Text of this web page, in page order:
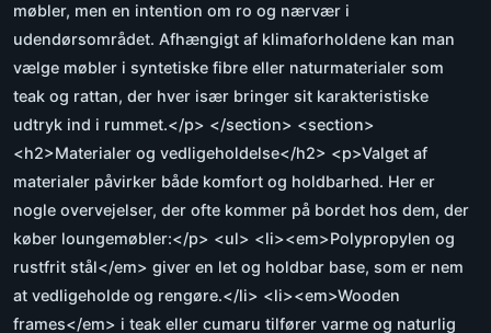
møbler, men en intention om ro og nærvær i
udendørsområdet. Afhængigt af klimaforholdene kan man
vælge møbler i syntetiske fibre eller naturmaterialer som
teak og rattan, der hver især bringer sit karakteristiske
udtryk ind i rummet.</p> </section> <section>
<h2>Materialer og vedligeholdelse</h2> <p>Valget af
materialer påvirker både komfort og holdbarhed. Her er
nogle overvejelser, der ofte kommer på bordet hos dem, der
køber loungemøbler:</p> <ul> <li><em>Polypropylen og
rustfrit stål</em> giver en let og holdbar base, som er nem
at vedligeholde og rengøre.</li> <li><em>Wooden
frames</em> i teak eller cumaru tilfører varme og naturlig